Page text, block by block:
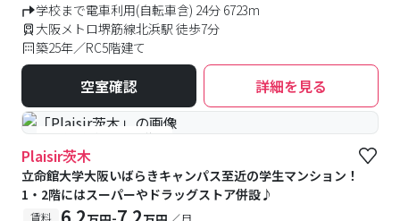
学校まで電車利用(自転車含) 24分 6723m
大阪メトロ堺筋線北浜駅 徒歩7分
築25年／RC5階建て
空室確認 詳細を見る
#予約受付中 #空室待ち
Plaisir茨木
立命館大学大阪いばらきキャンパス至近の学生マンション！
1・2階にはスーパーやドラッグストア併設♪
賃料 -